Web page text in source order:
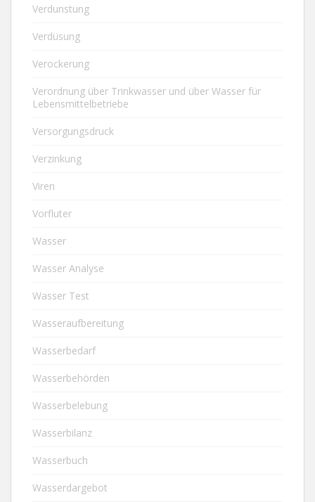
Verdunstung
Verdüsung
Verockerung
Verordnung über Trinkwasser und über Wasser für
Lebensmittelbetriebe
Versorgungsdruck
Verzinkung
Viren
Vorfluter
Wasser
Wasser Analyse
Wasser Test
Wasseraufbereitung
Wasserbedarf
Wasserbehörden
Wasserbelebung
Wasserbilanz
Wasserbuch
Wasserdargebot